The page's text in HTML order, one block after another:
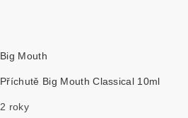
Big Mouth
Příchutě Big Mouth Classical 10ml
2 roky